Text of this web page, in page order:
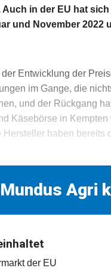
in der EU hat
und November 2022
Entwicklung der
im Gange, die
und der Rückgang
Käsebörse in
haben
Agri
der EU